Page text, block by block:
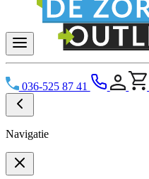
036-525 87 41
Navigatie